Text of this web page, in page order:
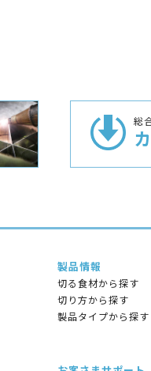
総
製品情報
切る⾷材から探す
切り⽅から探す
製品タイプから探す